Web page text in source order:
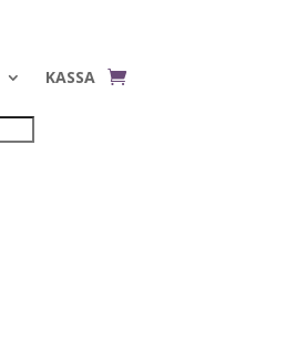
KASSA